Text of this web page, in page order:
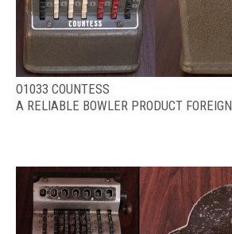
O1033 COUNTESS
A RELIABLE BOWLER PRODUCT FOREIGN